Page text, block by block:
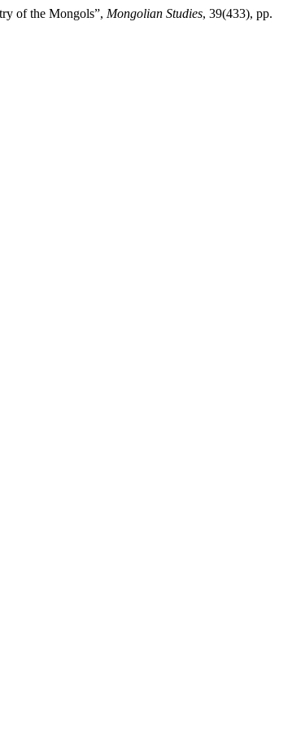
of the Mongols”, Mongolian Studies, 39(433), pp.